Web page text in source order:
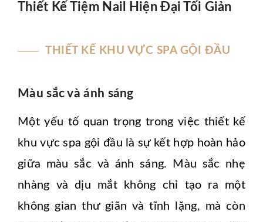
Thiết Kế Tiệm Nail Hiện Đại Tối Giản
THIẾT KẾ KHU VỰC SPA GỘI ĐẦU
Màu sắc và ánh sáng
Một yếu tố quan trọng trong việc thiết kế
khu vực spa gội đầu là sự kết hợp hoàn hảo
giữa màu sắc và ánh sáng. Màu sắc nhẹ
nhàng và dịu mắt không chỉ tạo ra một
không gian thư giãn và tĩnh lặng, mà còn